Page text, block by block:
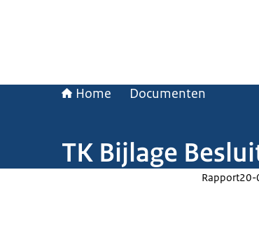
Home Documenten
TK Bijlage
Rapport20-